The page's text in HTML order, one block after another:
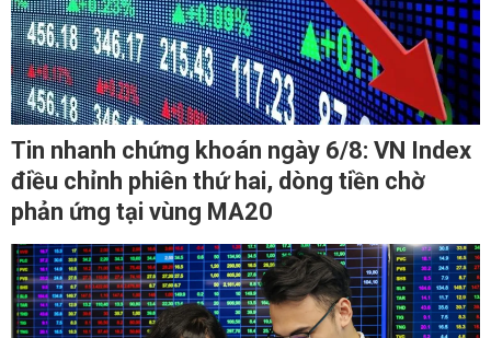
Tin nhanh chứng khoán ngày 6/8: VN Index
điều chỉnh phiên thứ hai, dòng tiền chờ
phản ứng tại vùng MA20